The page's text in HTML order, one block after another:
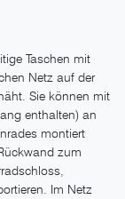
Taschen mit
Netz auf der
Sie können mit
enthalten) an
montiert
zum
Im Netz